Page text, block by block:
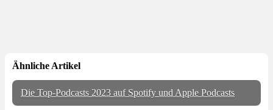
Ähnliche Artikel
Die Top-Podcasts 2023 auf Spotify und Apple Podcasts